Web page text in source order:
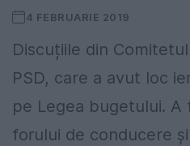
4 FEBRUARIE 2019
Discuțiile din
PSD, care a avut loc
pe Legea bugetului.
forului de conducere